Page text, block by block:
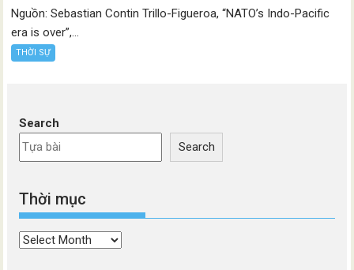
Nguồn: Sebastian Contin Trillo-Figueroa, “NATO’s Indo-Pacific
era is over”,...
THỜI SỰ
Search
Search
Thời mục
Thời